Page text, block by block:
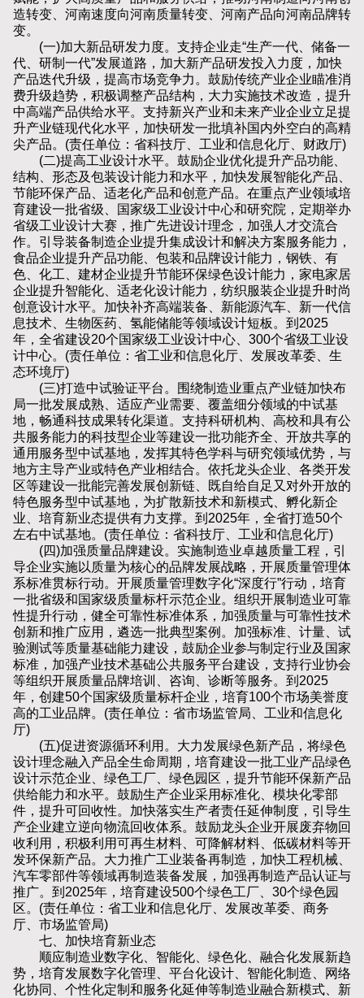
造转变、河南速度向河南质量转变、河南产品向河南品牌转
变。
(一)加大新品研发力度。支持企业走“生产一代、储备一
代、研制一代”发展道路，加大新产品研发投入力度，加快
产品迭代升级，提高市场竞争力。鼓励传统产业企业瞄准消
费升级趋势，积极调整产品结构，大力实施技术改造，提升
中高端产品供给水平。支持新兴产业和未来产业企业立足提
升产业链现代化水平，加快研发一批填补国内外空白的高精
尖产品。(责任单位：省科技厅、工业和信息化厅、财政厅)
(二)提高工业设计水平。鼓励企业优化提升产品功能、
结构、形态及包装设计能力和水平，加快发展智能化产品、
节能环保产品、适老化产品和创意产品。在重点产业领域培
育建设一批省级、国家级工业设计中心和研究院，定期举办
省级工业设计大赛，推广先进设计理念，加强人才交流合
作。引导装备制造企业提升集成设计和解决方案服务能力，
食品企业提升产品功能、包装和品牌设计能力，钢铁、有
色、化工、建材企业提升节能环保绿色设计能力，家电家居
企业提升智能化、适老化设计能力，纺织服装企业提升时尚
创意设计水平。加快补齐高端装备、新能源汽车、新一代信
息技术、生物医药、氢能储能等领域设计短板。到2025
年，全省建设20个国家级工业设计中心、300个省级工业设
计中心。(责任单位：省工业和信息化厅、发展改革委、生
态环境厅)
(三)打造中试验证平台。围绕制造业重点产业链加快布
局一批发展成熟、适应产业需要、覆盖细分领域的中试基
地，畅通科技成果转化渠道。支持科研机构、高校和具有公
共服务能力的科技型企业等建设一批功能齐全、开放共享的
通用服务型中试基地，发挥其特色学科与研究领域优势，与
地方主导产业或特色产业相结合。依托龙头企业、各类开发
区等建设一批能完善发展创新链、既自给自足又对外开放的
特色服务型中试基地，为扩散新技术和新模式、孵化新企
业、培育新业态提供有力支撑。到2025年，全省打造50个
左右中试基地。(责任单位：省科技厅、工业和信息化厅)
(四)加强质量品牌建设。实施制造业卓越质量工程，引
导企业实施以质量为核心的品牌发展战略，开展质量管理体
系标准贯标行动。开展质量管理数字化“深度行”行动，培育
一批省级和国家级质量标杆示范企业。组织开展制造业可靠
性提升行动，健全可靠性标准体系，加强质量与可靠性技术
创新和推广应用，遴选一批典型案例。加强标准、计量、试
验测试等质量基础能力建设，鼓励企业参与制定行业及国家
标准，加强产业技术基础公共服务平台建设，支持行业协会
等组织开展质量品牌培训、咨询、诊断等服务。到2025
年，创建50个国家级质量标杆企业，培育100个市场美誉度
高的工业品牌。(责任单位：省市场监管局、工业和信息化
厅)
(五)促进资源循环利用。大力发展绿色新产品，将绿色
设计理念融入产品全生命周期，培育建设一批工业产品绿色
设计示范企业、绿色工厂、绿色园区，提升节能环保新产品
供给能力和水平。鼓励生产企业采用标准化、模块化零部
件，提升可回收性。加快落实生产者责任延伸制度，引导生
产企业建立逆向物流回收体系。鼓励龙头企业开展废弃物回
收利用，积极利用可再生材料、可降解材料、低碳材料等开
发环保新产品。大力推广工业装备再制造，加快工程机械、
汽车零部件等领域再制造装备发展，加强再制造产品认证与
推广。到2025年，培育建设500个绿色工厂、30个绿色园
区。(责任单位：省工业和信息化厅、发展改革委、商务
厅、市场监管局)
七、加快培育新业态
顺应制造业数字化、智能化、绿色化、融合化发展新趋
势，培育发展数字化管理、平台化设计、智能化制造、网络
化协同、个性化定制和服务化延伸等制造业融合新模式、新